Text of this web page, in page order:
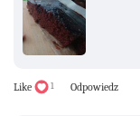
Like 1 Odpowiedz